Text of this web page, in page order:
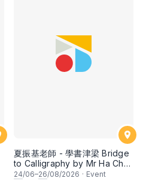
夏振基老師 - 學書津梁 Bridge
to Calligraphy by Mr Ha Chan
Kee
24/06–26/08/2026 · Event